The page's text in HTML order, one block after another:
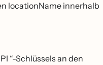
locationName innerhalb
“-Schlüssels an den